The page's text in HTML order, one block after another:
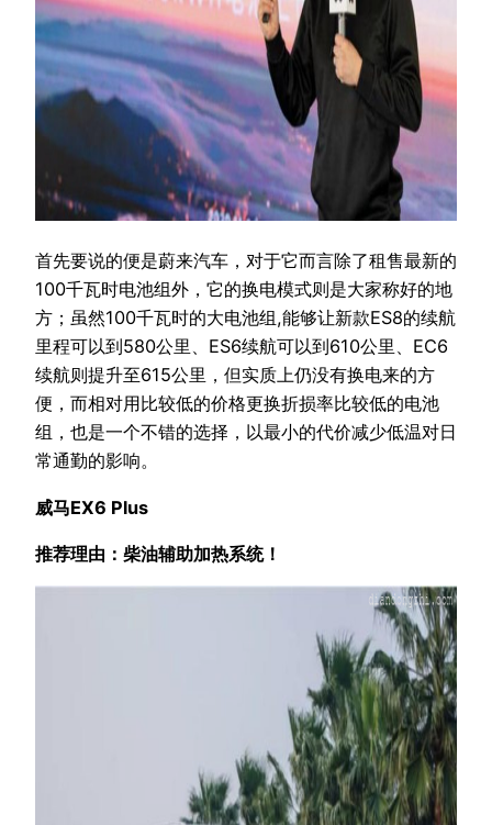
首先要说的便是蔚来汽车，对于它而言除了租售最新的
100千瓦时电池组外，它的换电模式则是大家称好的地
方；虽然100千瓦时的大电池组,能够让新款ES8的续航
里程可以到580公里、ES6续航可以到610公里、EC6
续航则提升至615公里，但实质上仍没有换电来的方
便，而相对用比较低的价格更换折损率比较低的电池
组，也是一个不错的选择，以最小的代价减少低温对日
常通勤的影响。
威马EX6 Plus
推荐理由：柴油辅助加热系统！